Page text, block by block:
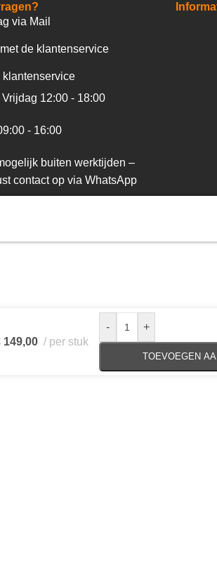
via Mail
de klantenservice
klantenservice
12:00 - 18:00
- 16:00
buiten werktijden –
contact op via WhatsApp
149,00 per stuk
- +
TOEVOEGEN